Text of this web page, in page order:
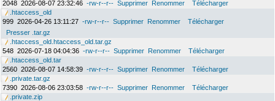
2048 2026-08-07 23:32:46 -rw-r--r-- Supprimer Renommer
Télécharger
.htaccess_old
999 2026-04-26 13:11:27 -rw-r--r-- Supprimer Renommer
Télécharger
Presser .tar.gz
.htaccess_old.htaccess_old.tar.gz
548 2026-07-18 04:04:36 -rw-r--r-- Supprimer Renommer
Télécharger
.htaccess_old.tar
2560 2026-08-07 14:58:39 -rw-r--r-- Supprimer Renommer
Télécharger
.private.tar.gz
7390 2026-08-06 23:03:58 -rw-r--r-- Supprimer Renommer
Télécharger
.private.zip